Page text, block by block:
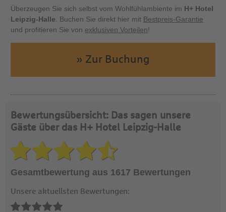
Überzeugen Sie sich selbst vom Wohlfühlambiente im H+ Hotel
Leipzig-Halle . Buchen Sie direkt hier mit Bestpreis-Garantie
und profitieren Sie von exklusiven Vorteilen!
» Zur Buchung
Bewertungsübersicht: Das sagen unsere
Gäste über das H+ Hotel Leipzig-Halle
Gesamtbewertung aus 1617 Bewertungen
Unsere aktuellsten Bewertungen: